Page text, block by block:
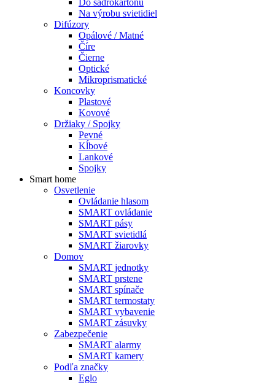
Do sadrokartónu
Na výrobu svietidiel
Difúzory
Opálové / Matné
Číre
Čierne
Optické
Mikroprismatické
Koncovky
Plastové
Kovové
Držiaky / Spojky
Pevné
Kĺbové
Lankové
Spojky
Smart home
Osvetlenie
Ovládanie hlasom
SMART ovládanie
SMART pásy
SMART svietidlá
SMART žiarovky
Domov
SMART jednotky
SMART prstene
SMART spínače
SMART termostaty
SMART vybavenie
SMART zásuvky
Zabezpečenie
SMART alarmy
SMART kamery
Podľa značky
Eglo